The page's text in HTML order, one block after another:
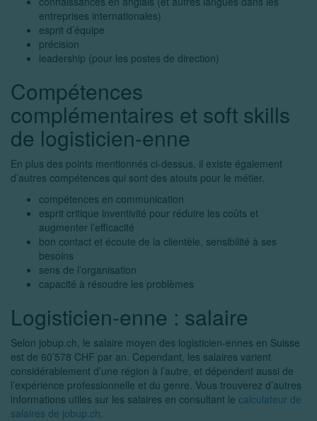
entreprises internationales)
esprit d’équipe
précision
leadership (pour les postes de direction)
Compétences
complémentaires et soft skills
de logisticien-enne
En plus des points mentionnés ci-dessus, il existe également
d’autres compétences qui sont des atouts pour le métier.
compétences en communication
esprit critique inventivité pour réduire les coûts et
augmenter l’efficacité
bon contact et écoute de la clientèle, sensibilité à ses
besoins
sens de l’organisation
capacité à résoudre les problèmes
Logisticien-enne : salaire
Selon jobup.ch, le salaire moyen des logisticien-ennes en Suisse
est de 60’578 CHF par an. Cependant, les salaires varient
considérablement d’une région à l’autre, et dépendent aussi de
l’expérience professionnelle et du genre. Vous trouverez d’autres
informations utiles sur les salaires en consultant le calculateur de
salaires de jobup.ch.